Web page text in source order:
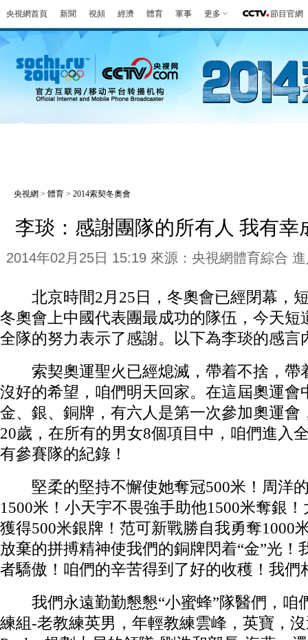
央視網首頁 新聞 視頻 經濟 體育 軍事 更多 節目官網
央視網 > 體育 > 2014索契冬奧會
李琰：感謝團隊的所有人 我有幸
2014年02月25日 15:19 來源：央視網體育綜合
北京時間2月25日，冬奧會已經閉幕，
冬奧會上中國代表團最成功的隊伍，今天短
全隊的努力表示了感謝。以下為李琰的感言
索契奧運聖火已經熄滅，帶着不捨，帶
沒好的希望，咱們明天回家。在這屆奧運會
金、銀、銅牌，有六人是第一次參加奧運會
20歲，在所有的男女8個項目中，咱們進入
有參賽隊的紀錄！
堅柔的堅持不懈使她奪冠500米！周洋
1500米！小天宇不畏強手助他1500米奪銀
獲得500米銀牌！范可新戰勝自我勇奪1000
放棄的拼搏精神使我們的銅牌閃着“金”光！
者驕傲！咱們的辛苦得到了好的收穫！我們
我們永遠勤勤懇懇“小蜜蜂”隊醫們，咱
練組-老教練英男，年輕教練雲峰，英寶，